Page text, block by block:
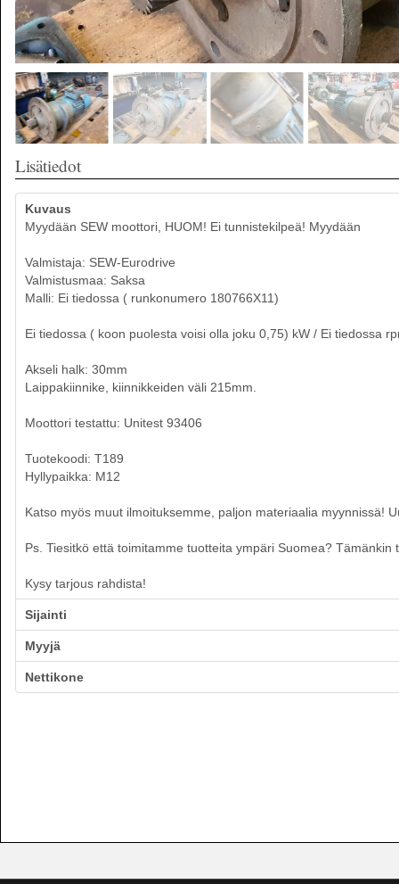
Lisätiedot
Kuvaus
Myydään SEW moottori, HUOM! Ei tunnistekilpeä! Myydään
Valmistaja: SEW-Eurodrive
Valmistusmaa: Saksa
Malli: Ei tiedossa ( runkonumero 180766X11)
Ei tiedossa ( koon puolesta voisi olla joku 0,75) kW / Ei tiedossa
Akseli halk: 30mm
Laippakiinnike, kiinnikkeiden väli 215mm.
Moottori testattu: Unitest 93406
Tuotekoodi: T189
Hyllypaikka: M12
Katso myös muut ilmoituksemme, paljon materiaalia myynnissä!
Ps. Tiesitkö että toimitamme tuotteita ympäri Suomea?
Kysy tarjous rahdista!
Sijainti
Myyjä
Nettikone